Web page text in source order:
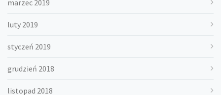
marzec 2019
luty 2019
styczeń 2019
grudzień 2018
listopad 2018